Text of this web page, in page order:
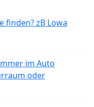
finden? zB Lowa
im Auto
oder